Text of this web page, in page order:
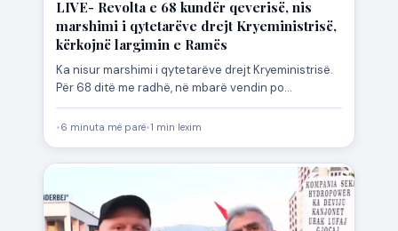
LIVE- Revolta e 68 kundër qeverisë, nis
marshimi i qytetarëve drejt Kryeministrisë,
kërkojnë largimin e Ramës
Ka nisur marshimi i qytetarëve drejt Kryeministrisë.
Për 68 ditë me radhë, në mbarë vendin po
zhvillohen protesta…
•6 minuta më parë•1 min lexim